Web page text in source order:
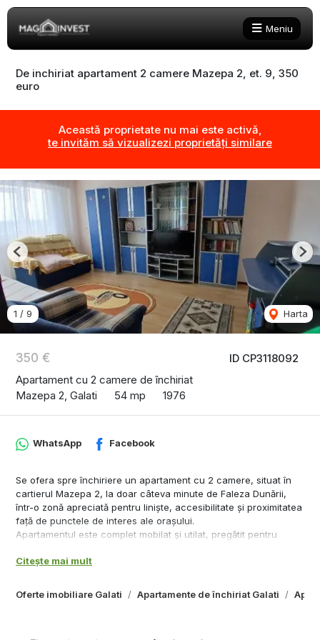
Meniu
De inchiriat apartament 2 camere Mazepa 2, et. 9, 350
euro
Această proprietate nu mai este activă,
te invităm să vizualizezi proprietăți similare
ID CP3118092
350 €
Apartament cu 2 camere de închiriat
Mazepa 2, Galati
54 mp 1976
1 / 9 Harta
Previous
Oferte imobiliare Galati Apartamente de închiriat Galati
WhatsApp Facebook
Se ofera spre închiriere un apartament cu 2 camere, situat în
cartierul Mazepa 2, la doar câteva minute de Faleza Dunării,
într-o zonă apreciată pentru liniște, accesibilitate și proximitatea
față de punctele de interes ale orașului.
Apartamentul este complet mobilat și utilat, pregătit pentru
sau o familie care își dorește confort și o locație excelentă.
- centrală termică proprie;
- racord individual la apă;
Citește mai mult